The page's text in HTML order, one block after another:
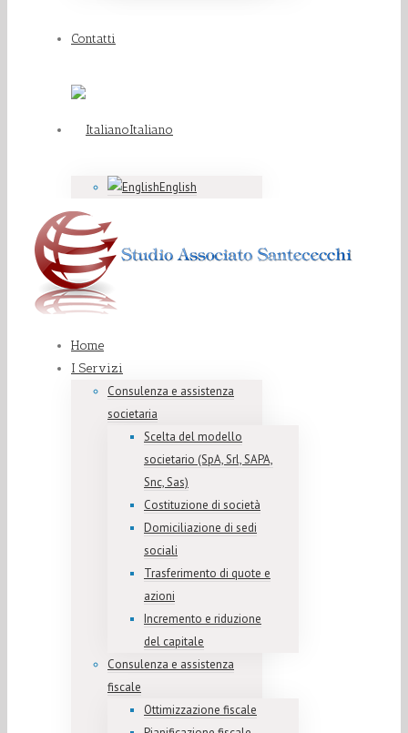
Contatti
Italiano
English
Home
I Servizi
Consulenza e assistenza
societaria
Scelta del modello
societario (SpA, Srl, SAPA,
Snc, Sas)
Costituzione di società
Domiciliazione di sedi
sociali
Trasferimento di quote e
azioni
Incremento e riduzione
del capitale
Consulenza e assistenza
fiscale
Ottimizzazione fiscale